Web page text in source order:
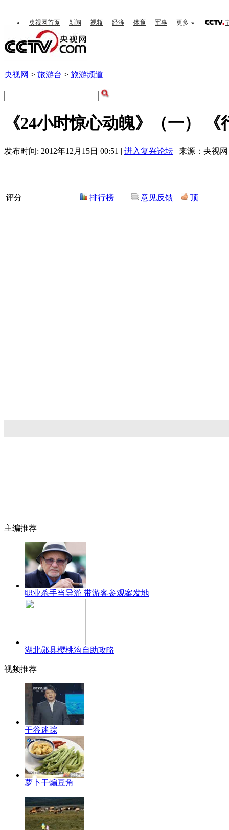
央视网首页 新闻 视频 经济 体育 军事 更多
央视网 > 旅游台 > 旅游频道
《24小时惊心动魄》（一） 《
发布时间: 2012年12月15日 00:51 | 进入复兴论坛 | 来源：央视
评分 排行榜 意见反馈 顶
主编推荐
职业杀手当导游 带游客参观案发地
湖北郧县樱桃沟自助攻略
视频推荐
干谷迷踪
萝卜干煸豆角